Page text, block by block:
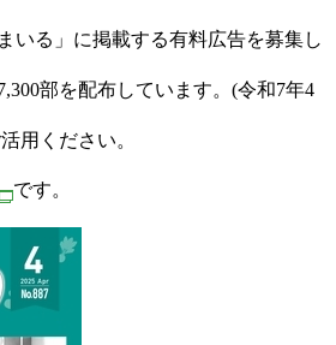
いる」に掲載する有料広告を募集し
部を配布しています。(令和7年4
用ください。
です。